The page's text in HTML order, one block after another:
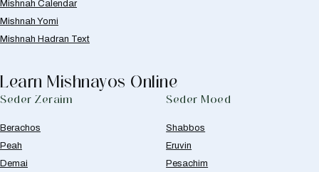
Mishnah Calendar
Mishnah Yomi
Mishnah Hadran Text
Learn Mishnayos Online
Seder Zeraim
Berachos
Peah
Demai
Seder Moed
Shabbos
Eruvin
Pesachim